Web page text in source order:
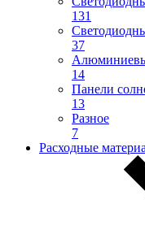
131
37
14
Панели
13
Разное
7
Расходные